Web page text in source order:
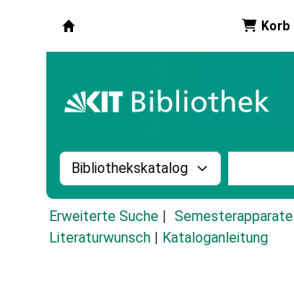
Korb
Suche im Katalog nach:
Erweiterte Suche Semesterapparate
Literaturwunsch
Kataloganleitung